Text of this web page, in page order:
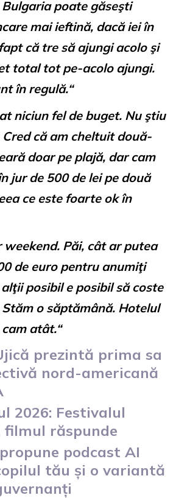
Bulgaria poate găseşti
mai ieftină, dacă iei în
că tre să ajungi acolo şi
total tot pe-acolo ajungi.
în regulă.“
niciun fel de buget. Nu ştiu
că am cheltuit două-
doar pe plajă, dar cam
jur de 500 de lei pe două
ce este foarte ok în
weekend. Păi, cât ar putea
de euro pentru anumiţi
posibil e posibil să coste
Stăm o săptămână. Hotelul
atât.“
prezintă prima sa
nord-americană
2026: Festivalul
filmul răspunde
podcast AI
tău și o variantă